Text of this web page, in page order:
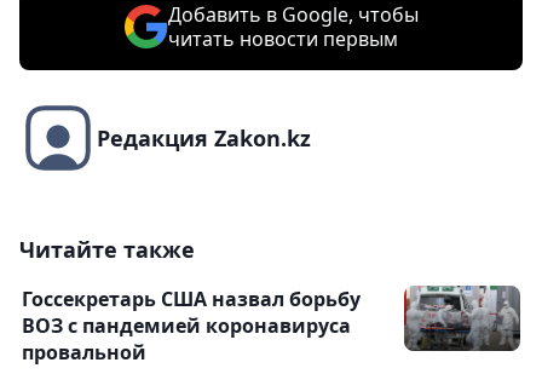
Добавить в Google, чтобы
читать новости первым
Редакция Zakon.kz
Читайте также
Госсекретарь США назвал борьбу
ВОЗ с пандемией коронавируса
провальной